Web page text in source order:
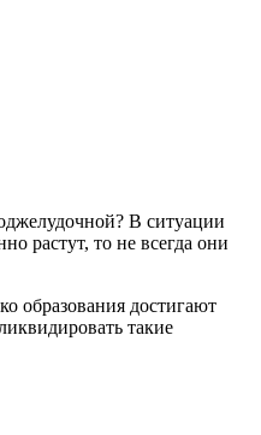
В ситуации
растут, то не всегда они
образования достигают
такие